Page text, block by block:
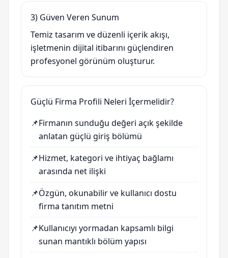
3) Güven Veren Sunum
Temiz tasarım ve düzenli içerik akışı,
işletmenin dijital itibarını güçlendiren
profesyonel görünüm oluşturur.
Güçlü Firma Profili Neleri İçermelidir?
📌Firmanın sunduğu değeri açık şekilde
anlatan güçlü giriş bölümü
📌Hizmet, kategori ve ihtiyaç bağlamı
arasında net ilişki
📌Özgün, okunabilir ve kullanıcı dostu
firma tanıtım metni
📌Kullanıcıyı yormadan kapsamlı bilgi
sunan mantıklı bölüm yapısı